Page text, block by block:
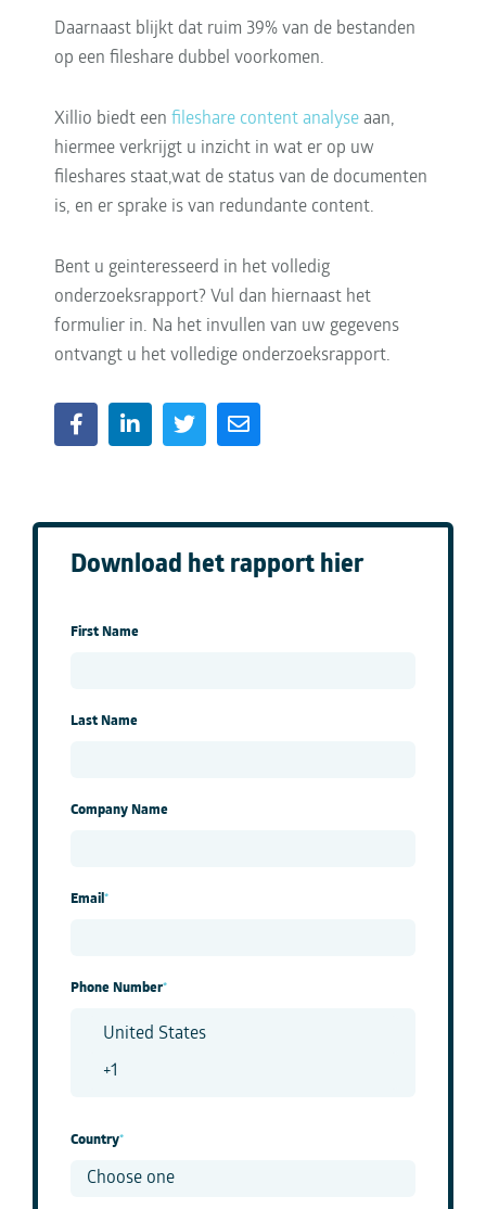
Daarnaast blijkt dat ruim 39% van de bestanden
op een fileshare dubbel voorkomen.
Xillio biedt een fileshare content analyse aan,
hiermee verkrijgt u inzicht in wat er op uw
fileshares staat,wat de status van de documenten
is, en er sprake is van redundante content.
Bent u geinteresseerd in het volledig
onderzoeksrapport? Vul dan hiernaast het
formulier in. Na het invullen van uw gegevens
ontvangt u het volledige onderzoeksrapport.
Download het rapport hier
First Name
Last Name
Company Name
Email *
Phone Number*
Country*